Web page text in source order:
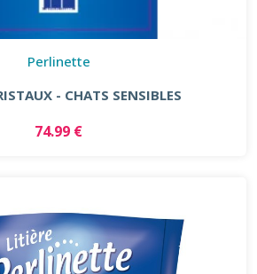
Perlinette
- CHATS SENSIBLES
74.99 €